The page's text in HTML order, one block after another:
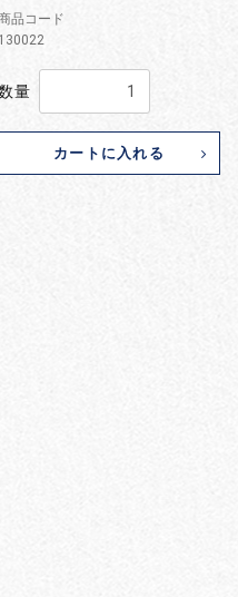
品コード
130022
量
カートに入れる